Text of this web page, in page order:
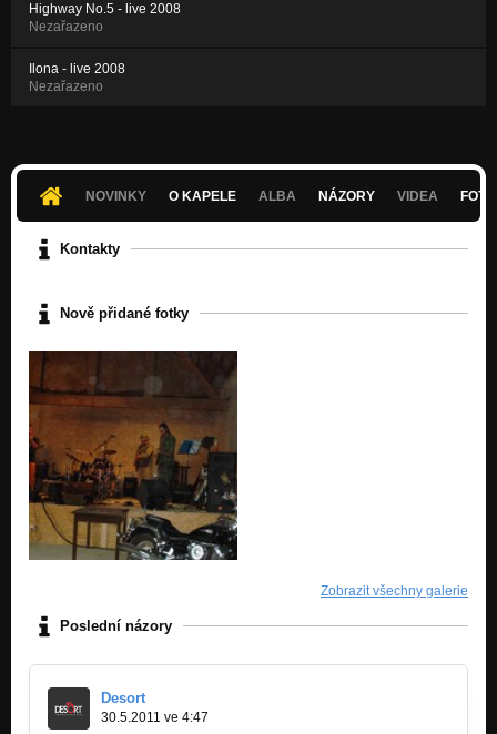
Highway No.5 - live 2008
Nezařazeno
Ilona - live 2008
Nezařazeno
NOVINKY O KAPELE ALBA NÁZORY VIDEA
Kontakty
Nově přidané fotky
Zobrazit všechny galerie
Poslední názory
Desort
30.5.2011 ve 4:47